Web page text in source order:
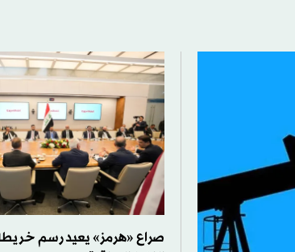
صراع «هرمز» يعيد رسم